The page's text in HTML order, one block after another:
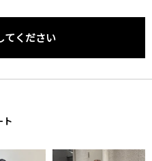
てください
ト